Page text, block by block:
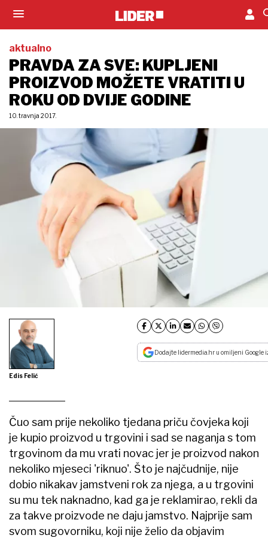
aktualno
PRAVDA ZA SVE: KUPLJENI
PROIZVOD MOŽETE VRATITI U
ROKU OD DVIJE GODINE
10. travnja 2017.
Edis Felić
Dodajte lidermedia.hr u omiljeni Google
Čuo sam prije nekoliko tjedana priču čovjeka koji
je kupio proizvod u trgovini i sad se naganja s tom
trgovinom da mu vrati novac jer je proizvod nakon
nekoliko mjeseci 'riknuo'. Što je najčudnije, nije
dobio nikakav jamstveni rok za njega, a u trgovini
su mu tek naknadno, kad ga je reklamirao, rekli da
za takve proizvode ne daju jamstvo. Najprije sam
svom sugovorniku, koji nije želio da objavim